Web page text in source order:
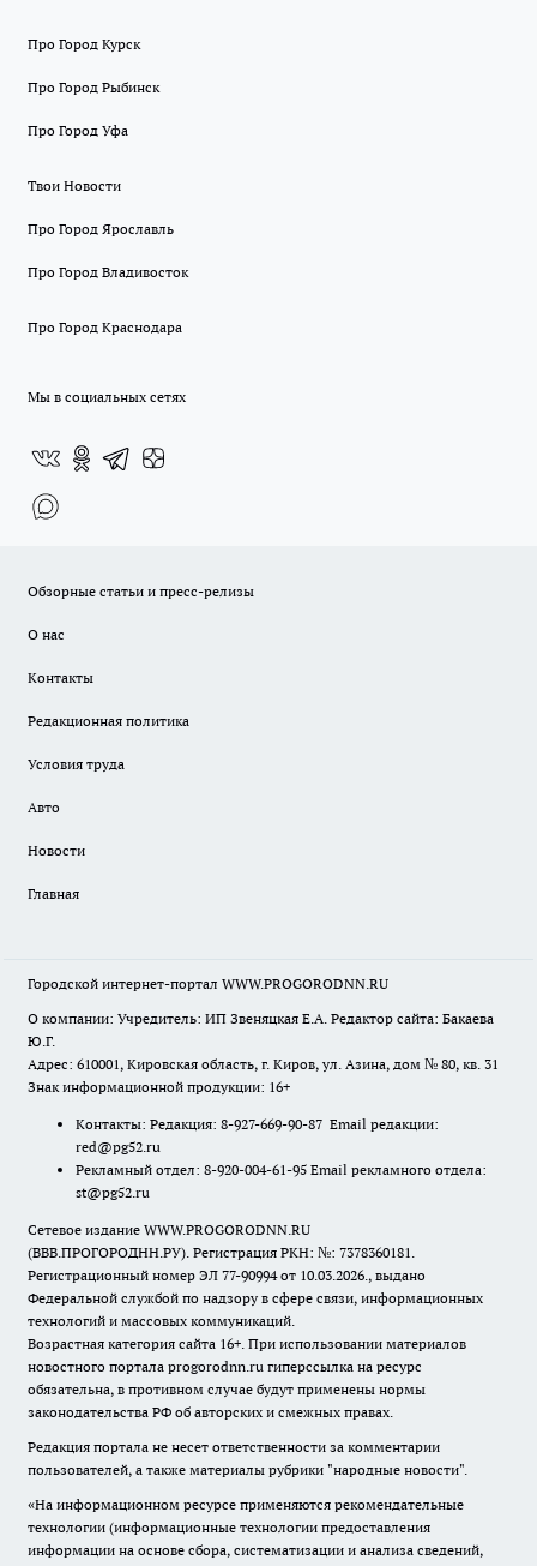
Про Город Курск
Про Город Рыбинск
Про Город Уфа
Твои Новости
Про Город Ярославль
Про Город Владивосток
Про Город Краснодара
Мы в социальных сетях
Обзорные статьи и пресс-релизы
О нас
Контакты
Редакционная политика
Условия труда
Авто
Новости
Главная
Городской интернет-портал WWW.PROGORODNN.RU
О компании: Учредитель: ИП Звеняцкая Е.А. Редактор сайта: Бакаева
Ю.Г.
Адрес: 610001, Кировская область, г. Киров, ул. Азина, дом № 80, кв. 31
Знак информационной продукции: 16+
Контакты: Редакция: 8-927-669-90-87 Email редакции:
red@pg52.ru
Рекламный отдел: 8-920-004-61-95 Email рекламного отдела:
st@pg52.ru
Сетевое издание WWW.PROGORODNN.RU
(ВВВ.ПРОГОРОДНН.РУ). Регистрация РКН: №: 7378360181.
Регистрационный номер ЭЛ 77-90994 от 10.03.2026., выдано
Федеральной службой по надзору в сфере связи, информационных
технологий и массовых коммуникаций.
Возрастная категория сайта 16+. При использовании материалов
новостного портала progorodnn.ru гиперссылка на ресурс
обязательна, в противном случае будут применены нормы
законодательства РФ об авторских и смежных правах.
Редакция портала не несет ответственности за комментарии
пользователей, а также материалы рубрики "народные новости".
«На информационном ресурсе применяются рекомендательные
технологии (информационные технологии предоставления
информации на основе сбора, систематизации и анализа сведений,